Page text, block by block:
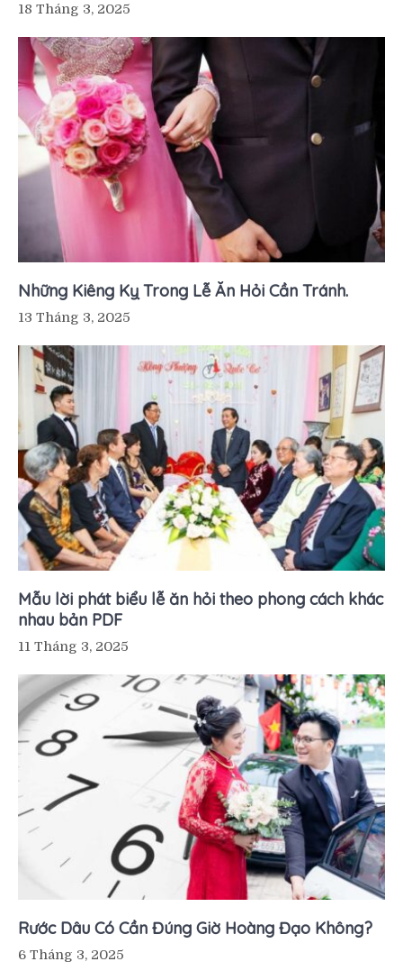
18 Tháng 3, 2025
Những Kiêng Kỵ Trong Lễ Ăn Hỏi Cần Tránh.
13 Tháng 3, 2025
Mẫu lời phát biểu lễ ăn hỏi theo phong cách khác
nhau bản PDF
11 Tháng 3, 2025
Rước Dâu Có Cần Đúng Giờ Hoàng Đạo Không?
6 Tháng 3, 2025